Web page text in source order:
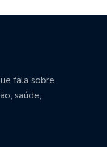
fala sobre
saúde,